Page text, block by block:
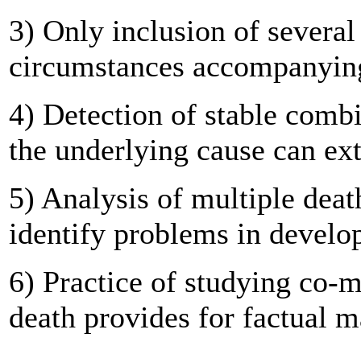
3) Only inclusion of several
circumstances
4) Detection of stable
the underlying cause can
5) Analysis of multiple
identify problems in
6) Practice of studying co-
death provides for factual